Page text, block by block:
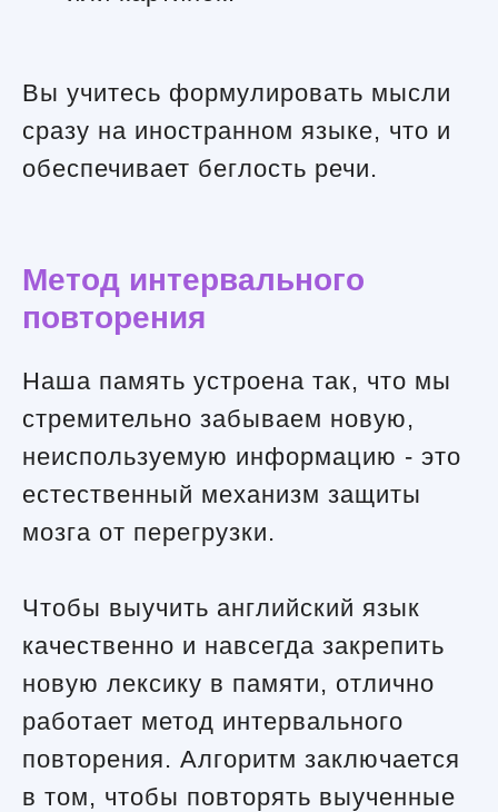
Вы учитесь формулировать мысли
сразу на иностранном языке, что и
обеспечивает беглость речи.
Метод интервального
повторения
Наша память устроена так, что мы
стремительно забываем новую,
неиспользуемую информацию - это
естественный механизм защиты
мозга от перегрузки.
Чтобы выучить английский язык
качественно и навсегда закрепить
новую лексику в памяти, отлично
работает метод интервального
повторения. Алгоритм заключается
в том, чтобы повторять выученные